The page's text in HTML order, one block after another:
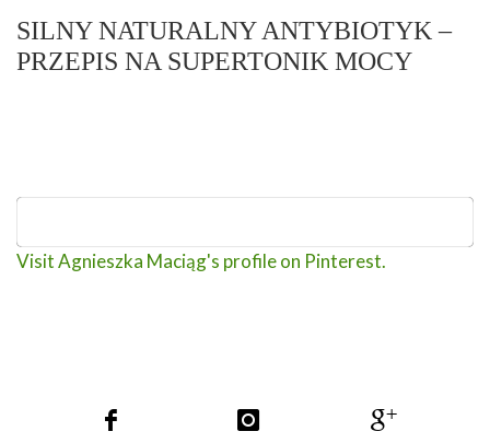
SILNY NATURALNY ANTYBIOTYK –
PRZEPIS NA SUPERTONIK MOCY
Visit Agnieszka Maciąg's profile on Pinterest.